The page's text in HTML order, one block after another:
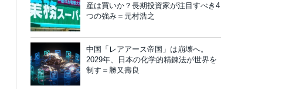
産は買いか？長期投資家が注目すべき4
つの強み＝元村浩之
中国「レアアース帝国」は崩壊へ。
2029年、日本の化学的精錬法が世界を
制す＝勝又壽良